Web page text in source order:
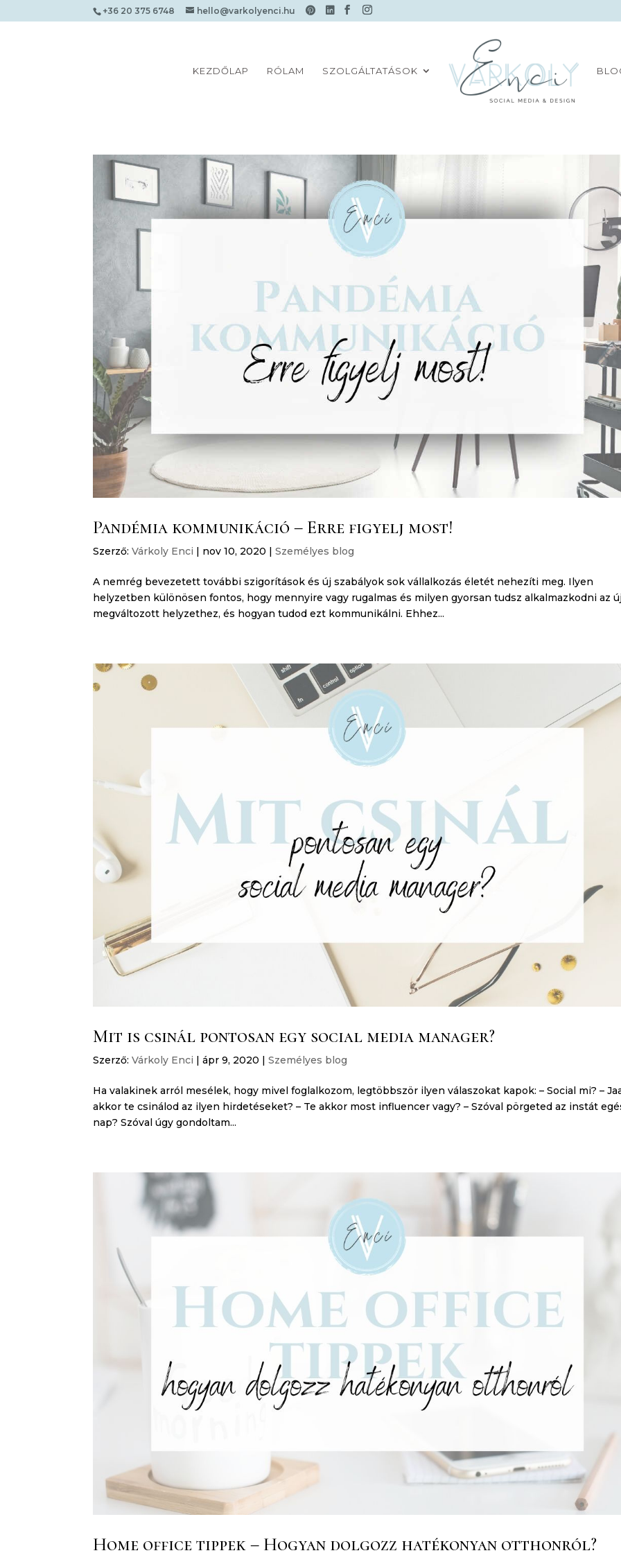
+36 20 375 6748 hello@varkolyenci.hu
KEZDŐLAP RÓLAM SZOLGÁLTATÁSOK
Pandémia kommunikáció – Erre figyelj most!
Szerző:Várkoly Enci | nov 10, 2020 |Személyes blog
A nemrég bevezetett további szigorítások és új szabályok sok vállalkozás életét nehezíti meg. Ilyen
helyzetben különösen fontos, hogy mennyire vagy rugalmas és milyen gyorsan tudsz alkalmazkodni az
megváltozott helyzethez, és hogyan tudod ezt kommunikálni. Ehhez...
Mit is csinál pontosan egy social media manager?
Szerző:Várkoly Enci |ápr 9, 2020 |Személyes blog
Ha valakinek arról mesélek, hogy mivel foglalkozom, legtöbbször ilyen válaszokat kapok:⁣ – Social mi? –
akkor te csinálod az ilyen hirdetéseket?⁣ – Te akkor most influencer vagy? – Szóval pörgeted az instát
nap?⁣ Szóval úgy gondoltam...
Home office tippek – Hogyan dolgozz hatékonyan otthonról?